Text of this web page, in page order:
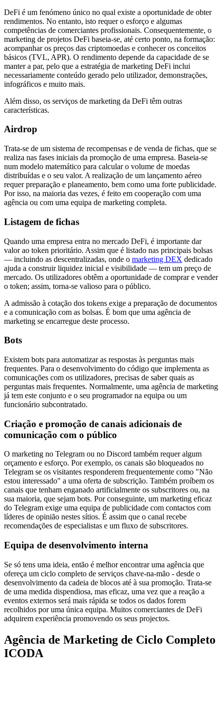
DeFi é um fenómeno único no qual existe a oportunidade de obter
rendimentos. No entanto, isto requer o esforço e algumas
competências de comerciantes profissionais. Consequentemente, o
marketing de projetos DeFi baseia-se, até certo ponto, na formação:
acompanhar os preços das criptomoedas e conhecer os conceitos
básicos (TVL, APR). O rendimento depende da capacidade de se
manter a par, pelo que a estratégia de marketing DeFi inclui
necessariamente conteúdo gerado pelo utilizador, demonstrações,
infográficos e muito mais.
Além disso, os serviços de marketing da DeFi têm outras
características.
Airdrop
Trata-se de um sistema de recompensas e de venda de fichas, que se
realiza nas fases iniciais da promoção de uma empresa. Baseia-se
num modelo matemático para calcular o volume de moedas
distribuídas e o seu valor. A realização de um lançamento aéreo
requer preparação e planeamento, bem como uma forte publicidade.
Por isso, na maioria das vezes, é feito em cooperação com uma
agência ou com uma equipa de marketing completa.
Listagem de fichas
Quando uma empresa entra no mercado DeFi, é importante dar
valor ao token prioritário. Assim que é listado nas principais bolsas
— incluindo as descentralizadas, onde o marketing DEX dedicado
ajuda a construir liquidez inicial e visibilidade — tem um preço de
mercado. Os utilizadores obtêm a oportunidade de comprar e vender
o token; assim, torna-se valioso para o público.
A admissão à cotação dos tokens exige a preparação de documentos
e a comunicação com as bolsas. É bom que uma agência de
marketing se encarregue deste processo.
Bots
Existem bots para automatizar as respostas às perguntas mais
frequentes. Para o desenvolvimento do código que implementa as
comunicações com os utilizadores, precisas de saber quais as
perguntas mais frequentes. Normalmente, uma agência de marketing
já tem este conjunto e o seu programador na equipa ou um
funcionário subcontratado.
Criação e promoção de canais adicionais de
comunicação com o público
O marketing no Telegram ou no Discord também requer algum
orçamento e esforço. Por exemplo, os canais são bloqueados no
Telegram se os visitantes responderem frequentemente como "Não
estou interessado" a uma oferta de subscrição. Também proíbem os
canais que tenham enganado artificialmente os subscritores ou, na
sua maioria, que sejam bots. Por conseguinte, um marketing eficaz
do Telegram exige uma equipa de publicidade com contactos com
líderes de opinião nestes sítios. É assim que o canal recebe
recomendações de especialistas e um fluxo de subscritores.
Equipa de desenvolvimento interna
Se só tens uma ideia, então é melhor encontrar uma agência que
ofereça um ciclo completo de serviços chave-na-mão - desde o
desenvolvimento da cadeia de blocos até à sua promoção. Trata-se
de uma medida dispendiosa, mas eficaz, uma vez que a reação a
eventos externos será mais rápida se todos os dados forem
recolhidos por uma única equipa. Muitos comerciantes de DeFi
adquirem experiência promovendo os seus projectos.
Agência de Marketing de Ciclo Completo
ICODA